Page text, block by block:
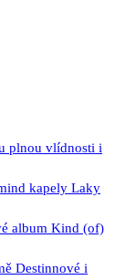
plnou vlídnosti i
kapely Laky
album Kind (of)
Destinnové i